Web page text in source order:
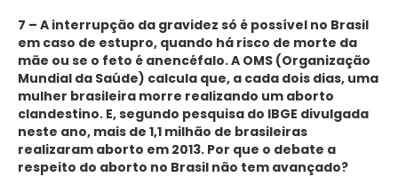
7 – A interrupção da gravidez só é possível no Brasil
em caso de estupro, quando há risco de morte da
mãe ou se o feto é anencéfalo. A OMS (Organização
Mundial da Saúde) calcula que, a cada dois dias, uma
mulher brasileira morre realizando um aborto
clandestino. E, segundo pesquisa do IBGE divulgada
neste ano, mais de 1,1 milhão de brasileiras
realizaram aborto em 2013. Por que o debate a
respeito do aborto no Brasil não tem avançado?